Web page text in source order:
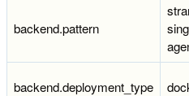
backend.pattern
backend.deployment_type